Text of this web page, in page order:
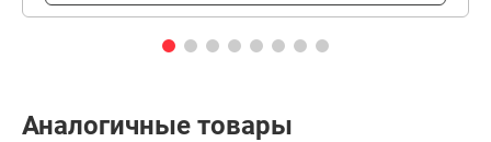
Аналогичные товары